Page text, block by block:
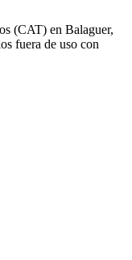
(CAT) en Balaguer,
fuera de uso con